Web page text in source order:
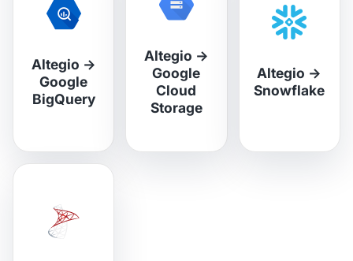
Altegio →
Google
BigQuery
Altegio →
Google
Cloud
Storage
Altegio →
Snowflake